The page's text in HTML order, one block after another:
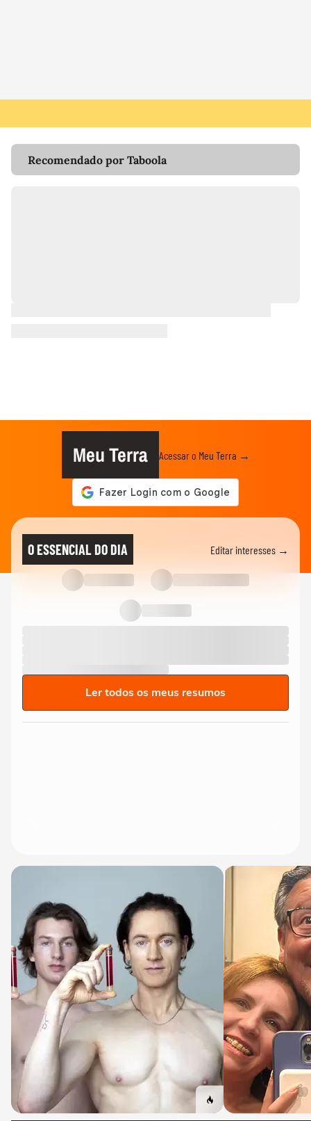
Recomendado por Taboola
Meu Terra Acessar o Meu Terra →
O ESSENCIAL DO DIA Editar interesses →
Ler todos os meus resumos